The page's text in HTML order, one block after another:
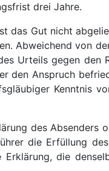
drei Jahre.
das Gut nicht
Abweichend von
Urteils gegen den
den Anspruch
Kenntnis
des Absenders
die Erfüllung
die